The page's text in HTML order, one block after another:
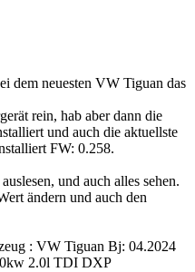
dem neuesten VW Tiguan das
rein, hab aber dann die
und auch die aktuellste
FW: 0.258.
und auch alles sehen.
ändern und auch den
: VW Tiguan Bj: 04.2024
2.0l TDI DXP